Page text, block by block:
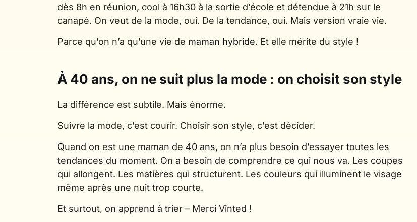
dès 8h en réunion, cool à 16h30 à la sortie d’école et détendue à 21h sur le
canapé. On veut de la mode, oui. De la tendance, oui. Mais version vraie vie.
Parce qu’on n’a qu’une vie de maman hybride. Et elle mérite du style !
À 40 ans, on ne suit plus la mode : on choisit son style
La différence est subtile. Mais énorme.
Suivre la mode, c’est courir. Choisir son style, c’est décider.
Quand on est une maman de 40 ans, on n’a plus besoin d’essayer toutes les
tendances du moment. On a besoin de comprendre ce qui nous va. Les coupes
qui allongent. Les matières qui structurent. Les couleurs qui illuminent le visage
même après une nuit trop courte.
Et surtout, on apprend à trier – Merci Vinted !